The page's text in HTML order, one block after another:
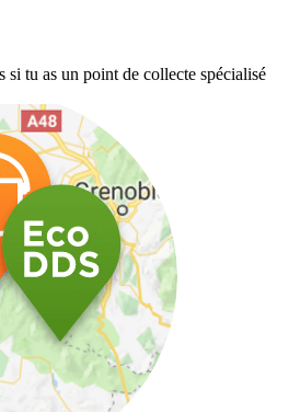
si tu as un point de collecte spécialisé